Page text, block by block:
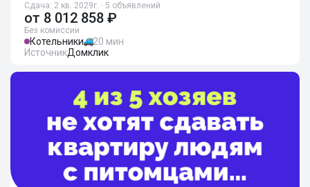
Сдача: 2 кв. 2029г. · 5 объявлений
от 8 012 858 ₽
Без комиссии
Котельники
20 мин
ИсточникДомклик